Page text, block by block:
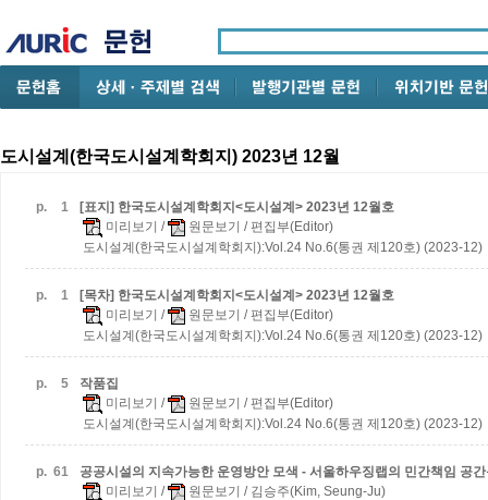
도시설계(한국도시설계학회지) 2023년 12월
p. 1
[표지] 한국도시설계학회지<도시설계> 2023년 12월호
미리보기 / 원문보기 / 편집부(Editor)
도시설계(한국도시설계학회지):Vol.24 No.6(통권 제120호) (2023-12)
p. 1
[목차] 한국도시설계학회지<도시설계> 2023년 12월호
미리보기 / 원문보기 / 편집부(Editor)
도시설계(한국도시설계학회지):Vol.24 No.6(통권 제120호) (2023-12)
p. 5
작품집
미리보기 / 원문보기 / 편집부(Editor)
도시설계(한국도시설계학회지):Vol.24 No.6(통권 제120호) (2023-12)
p. 61
공공시설의 지속가능한 운영방안 모색 - 서울하우징랩의 민간책임 공
미리보기 / 원문보기 / 김승주(Kim, Seung-Ju)